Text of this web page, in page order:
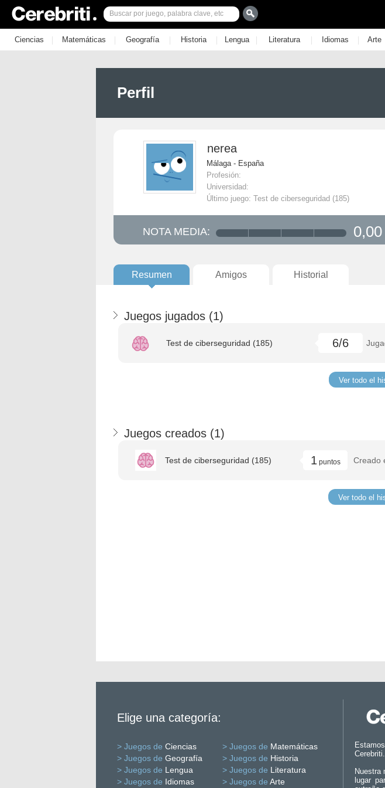
Ciencias | Matemáticas | Geografía | Historia | Lengua | Literatura | Idiomas | Arte
Perfil
nerea
Málaga - España
Profesión:
Universidad:
Último juego: Test de ciberseguridad (185)
NOTA MEDIA: 0,00
Resumen Amigos Historial
Juegos jugados (1)
Test de ciberseguridad (185) 6/6
Ver todo el
Juegos creados (1)
Test de ciberseguridad (185) 1puntos Creado
Ver todo el
Elige una categoría:
> Juegos de Ciencias > Juegos de Matemáticas
> Juegos de Geografía > Juegos de Historia
> Juegos de Lengua > Juegos de Literatura
> Juegos de Idiomas > Juegos de Arte
Nuestra
lugar